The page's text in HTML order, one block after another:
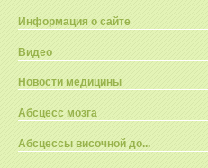
Информация о сайте
Видео
Новости медицины
Абсцесс мозга
Абсцессы височной до...